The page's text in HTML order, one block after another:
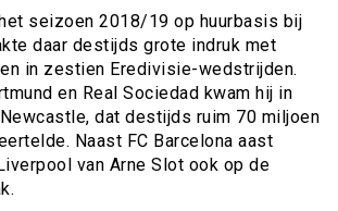
seizoen 2018/19 op huurbasis bij
daar destijds grote indruk met
in zestien Eredivisie-wedstrijden.
en Real Sociedad kwam hij in
dat destijds ruim 70 miljoen
Naast FC Barcelona aast
van Arne Slot ook op de